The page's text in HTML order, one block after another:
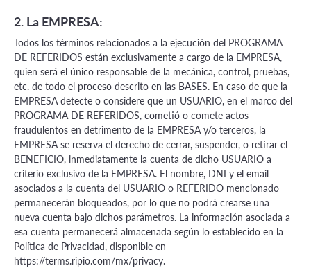
2. La EMPRESA:
Todos los términos relacionados a la ejecución del PROGRAMA
DE REFERIDOS están exclusivamente a cargo de la EMPRESA,
quien será el único responsable de la mecánica, control, pruebas,
etc. de todo el proceso descrito en las BASES. En caso de que la
EMPRESA detecte o considere que un USUARIO, en el marco del
PROGRAMA DE REFERIDOS, cometió o comete actos
fraudulentos en detrimento de la EMPRESA y/o terceros, la
EMPRESA se reserva el derecho de cerrar, suspender, o retirar el
BENEFICIO, inmediatamente la cuenta de dicho USUARIO a
criterio exclusivo de la EMPRESA. El nombre, DNI y el email
asociados a la cuenta del USUARIO o REFERIDO mencionado
permanecerán bloqueados, por lo que no podrá crearse una
nueva cuenta bajo dichos parámetros. La información asociada a
esa cuenta permanecerá almacenada según lo establecido en la
Política de Privacidad, disponible en
https://terms.ripio.com/mx/privacy.